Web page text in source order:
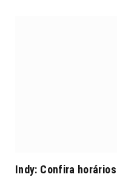
Indy: Confira